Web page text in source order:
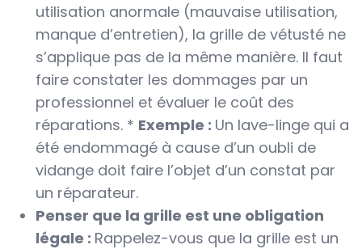
utilisation anormale (mauvaise utilisation,
manque d’entretien), la grille de vétusté ne
s’applique pas de la même manière. Il faut
faire constater les dommages par un
professionnel et évaluer le coût des
réparations. * Exemple : Un lave-linge qui a
été endommagé à cause d’un oubli de
vidange doit faire l’objet d’un constat par
un réparateur.
Penser que la grille est une obligation
légale : Rappelez-vous que la grille est un